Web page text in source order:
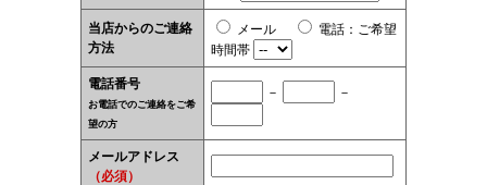
当店からのご連絡
方法
メール 電話 ： ご希望
時間帯
電話番号
お電話でのご連絡をご希
望の方
－ －
メールアドレス
（必須）